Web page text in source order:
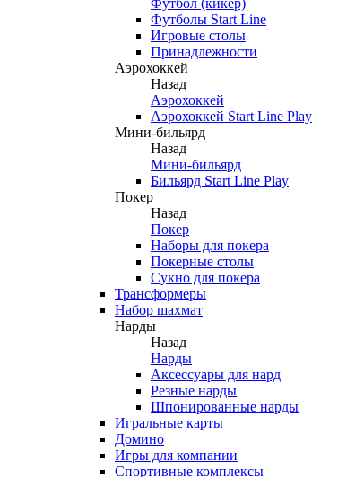
Футбол (кикер)
Футболы Start Line
Игровые столы
Принадлежности
Аэрохоккей
Назад
Аэрохоккей
Аэрохоккей Start Line Play
Мини-бильярд
Назад
Мини-бильярд
Бильярд Start Line Play
Покер
Назад
Покер
Наборы для покера
Покерные столы
Сукно для покера
Трансформеры
Набор шахмат
Нарды
Назад
Нарды
Аксессуары для нард
Резные нарды
Шпонированные нарды
Игральные карты
Домино
Игры для компании
Спортивные комплексы